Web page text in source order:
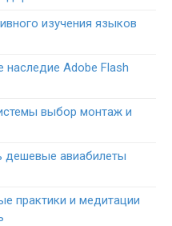
изучения языков
наследие Adobe Flash
выбор монтаж и
дешевые авиабилеты
практики и медитации